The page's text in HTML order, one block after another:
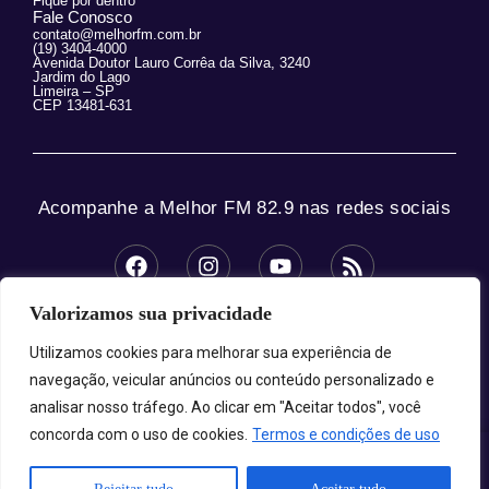
Valorizamos sua privacidade
Utilizamos cookies para melhorar sua experiência de
navegação, veicular anúncios ou conteúdo personalizado e
analisar nosso tráfego. Ao clicar em "Aceitar todos", você
concorda com o uso de cookies. Termos e condições de uso
Melhor FM 82.9 - A Sua Melhor Companhia!
Fale Conosco
contato@melhorfm.com.br
(19) 3404-4000
Avenida Doutor Lauro Corrêa da Silva, 3240
Jardim do Lago
Limeira – SP
CEP 13481-631
Acompanhe a Melhor FM 82.9 nas redes sociais
© 2025 Melhor FM 82.9 – Todos os direitos
reservados.